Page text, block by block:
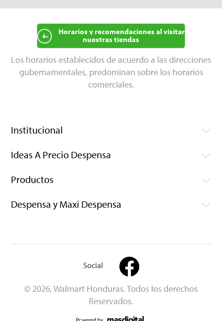
Horarios y recomendaciones al visitar
nuestras tiendas
Los horarios establecidos de acuerdo a las direcciones
gubernamentales, predominan sobre los horarios
comerciales.
Institucional
Ideas A Precio Despensa
Productos
Despensa y Maxi Despensa
Social
© 2026, Walmart Honduras. Todos los derechos
Reservados.